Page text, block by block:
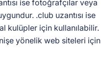
ise fotoğrafçılar veya
.club uzantısı ise
kulüpler için kullanılabilir.
yönelik web siteleri için